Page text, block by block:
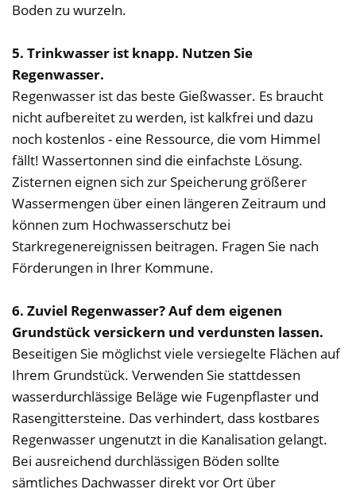
Boden zu wurzeln.
5. Trinkwasser ist knapp. Nutzen Sie
Regenwasser.
Regenwasser ist das beste Gießwasser. Es braucht
nicht aufbereitet zu werden, ist kalkfrei und dazu
noch kostenlos - eine Ressource, die vom Himmel
fällt! Wassertonnen sind die einfachste Lösung.
Zisternen eignen sich zur Speicherung größerer
Wassermengen über einen längeren Zeitraum und
können zum Hochwasserschutz bei
Starkregenereignissen beitragen. Fragen Sie nach
Förderungen in Ihrer Kommune.
6. Zuviel Regenwasser? Auf dem eigenen
Grundstück versickern und verdunsten lassen.
Beseitigen Sie möglichst viele versiegelte Flächen auf
Ihrem Grundstück. Verwenden Sie stattdessen
wasserdurchlässige Beläge wie Fugenpflaster und
Rasengittersteine. Das verhindert, dass kostbares
Regenwasser ungenutzt in die Kanalisation gelangt.
Bei ausreichend durchlässigen Böden sollte
sämtliches Dachwasser direkt vor Ort über